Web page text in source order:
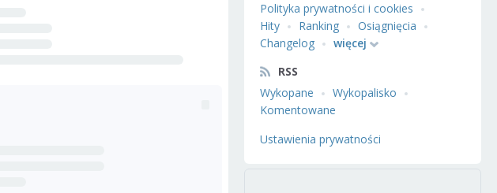
Polityka prywatności i cookies
Hity
Ranking
Osiągnięcia
Changelog
więcej
RSS
Wykopane
Wykopalisko
Komentowane
Ustawienia prywatności